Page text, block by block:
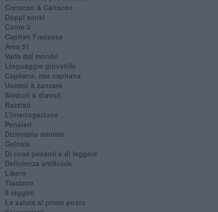
Cretaceo & Cartaceo
Doppi sensi
​Conte 2
​Capitan Fracassa
​Area 51
Varie dal mondo
​Linguaggio giovanile
​Capitana, mia capitana
Uomini & zanzare
​Simboli & diavoli
Razzisti
​L’interrogazione
Pensieri
​Dizionario minimo
Gelosia
Di cose pesanti e di leggere
​Deficienza artificiale
Libero
Trasloco
Il raggiro
​La salute al primo posto